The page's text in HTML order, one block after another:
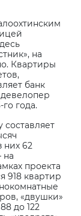
на
Квартиры
банк
года.
составляет
них 62
на
проекта
918 квартир
«двушки»
до 122